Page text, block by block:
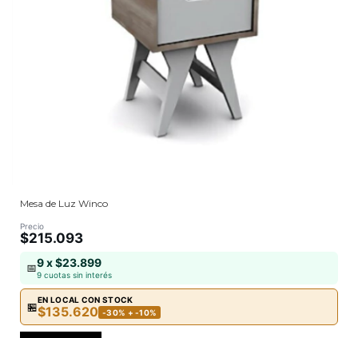
Mesa de Luz Winco
Precio
$215.093
📅9 x $23.899
9 cuotas sin interés
🏪
EN LOCAL CON STOCK
$135.620 -30% + -10%